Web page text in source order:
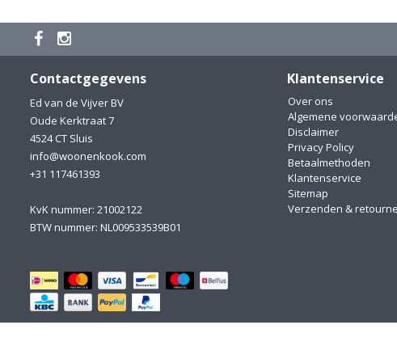
Contactgegevens
Ed van de Vijver BV
Oude Kerktraat 7
4524 CT Sluis
info@woonenkook.com
+31 117461393
KvK nummer: 21002122
BTW nummer: NL009533539B01
Klantenservice
Over ons
Algemene
Disclaimer
Privacy Policy
Betaalmethoden
Klantenservice
Sitemap
Verzenden &